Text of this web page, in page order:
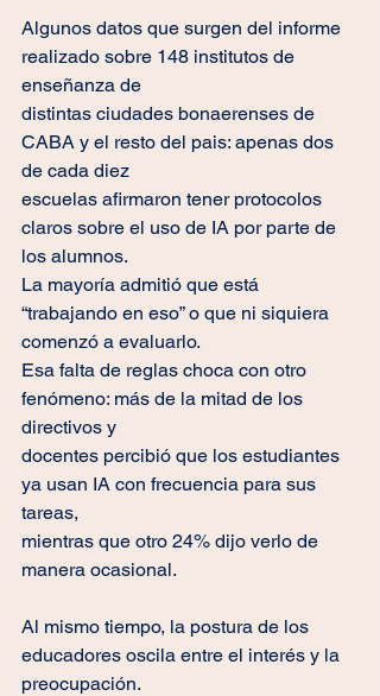
Algunos datos que surgen del informe
realizado sobre 148 institutos de
enseñanza de
distintas ciudades bonaerenses de
CABA y el resto del pais: apenas dos
de cada diez
escuelas afirmaron tener protocolos
claros sobre el uso de IA por parte de
los alumnos.
La mayoría admitió que está
“trabajando en eso” o que ni siquiera
comenzó a evaluarlo.
Esa falta de reglas choca con otro
fenómeno: más de la mitad de los
directivos y
docentes percibió que los estudiantes
ya usan IA con frecuencia para sus
tareas,
mientras que otro 24% dijo verlo de
manera ocasional.
Al mismo tiempo, la postura de los
educadores oscila entre el interés y la
preocupación.